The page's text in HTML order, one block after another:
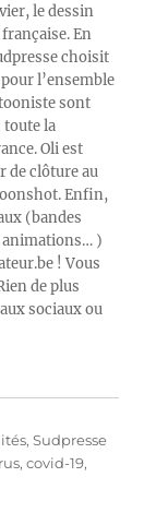
le dessin
En
choisit
l’ensemble
sont
toute la
Oli est
de clôture au
Enfin,
(bandes
animations… )
! Vous
de plus
sociaux ou
,Sudpresse
,covid-19,